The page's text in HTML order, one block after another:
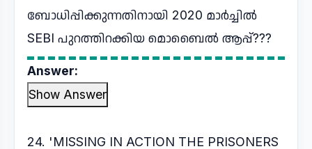
ബോധിപ്പിക്കുന്നതിനായി 2020 മാർച്ചിൽ
SEBI പുറത്തിറക്കിയ മൊബൈൽ ആപ്പ്???
Answer:
Show Answer
24. 'MISSING IN ACTION THE PRISONERS